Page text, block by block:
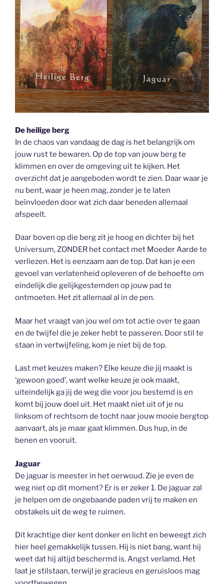
De heilige berg
In de chaos van vandaag de dag is het belangrijk om
jouw rust te bewaren. Op de top van jouw berg te
klimmen en over de omgeving uit te kijken. Het
overzicht dat je aangeboden wordt te zien. Daar waar je
nu bent, waar je heen mag, zonder je te laten
beïnvloeden door wat zich daar beneden allemaal
afspeelt.
Daar boven op die berg zit je hoog en dichter bij het
Universum, ZONDER het contact met Moeder Aarde te
verliezen. Het is eenzaam aan de top. Dat kan je een
gevoel van verlatenheid opleveren of de behoefte om
eindelijk die gelijkgestemden op jouw pad te
ontmoeten. Het zit allemaal al in de pen.
Maar het vraagt van jou wel om tot actie over te gaan
en de twijfel die je zeker hebt te passeren. Door stil te
staan in vertwijfeling, kom je niet bij de top.
Last met keuzes maken? Elke keuze die jij maakt is
‘gewoon goed’, want welke keuze je ook maakt,
uiteindelijk ga jij de weg die voor jou bestemd is en
komt bij jouw doel uit. Het maakt niet uit of je nu
linksom of rechtsom de tocht naar jouw mooie bergtop
aanvaart, als je maar gaat klimmen. Dus hup, in de
benen en vooruit.
Jaguar
De jaguar is meester in het oerwoud. Zie je even de
weg niet op dit moment? Er is er zeker 1. De jaguar zal
je helpen om de ongebaande paden vrij te maken en
obstakels uit de weg te ruimen.
Dit krachtige dier kent donker en licht en beweegt zich
hier heel gemakkelijk tussen. Hij is niet bang, want hij
weet dat hij altijd beschermd is. Angst verlamd. Het
laat je stilstaan, terwijl je gracieus en geruisloos mag